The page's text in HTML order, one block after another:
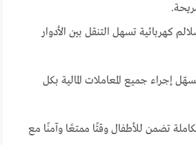
كهربائية تسهل التنقل بين الأدوار
إجراء جميع المعاملات المالية بكل
تضمن للأطفال وقتًا ممتعًا وآمنًا مع